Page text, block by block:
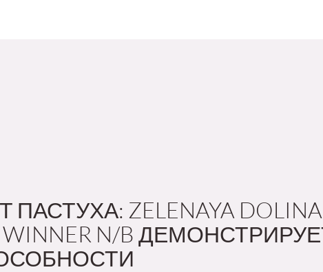
ZELENAYA DOLINA
WINNER N/B